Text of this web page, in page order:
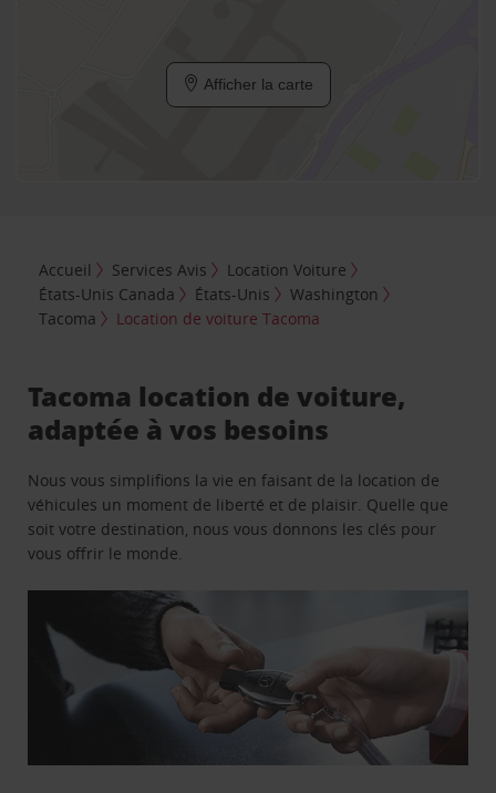
Afficher la carte
Accueil Services Avis
Location Voiture
États-Unis Canada
États-Unis
Washington
Tacoma
Location de voiture Tacoma
Tacoma location de voiture,
adaptée à vos besoins
Nous vous simplifions la vie en faisant de la location de
véhicules un moment de liberté et de plaisir. Quelle que
soit votre destination, nous vous donnons les clés pour
vous offrir le monde.